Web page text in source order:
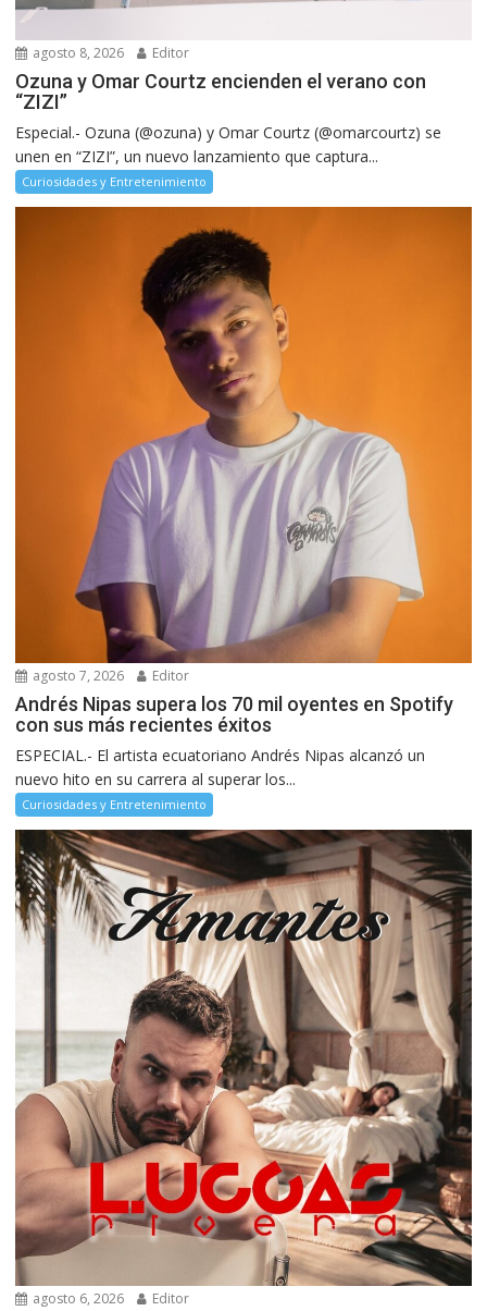
agosto 8, 2026 Editor
Ozuna y Omar Courtz encienden el verano con
“ZIZI”
Especial.- Ozuna (@ozuna) y Omar Courtz (@omarcourtz) se
unen en “ZIZI”, un nuevo lanzamiento que captura...
Curiosidades y Entretenimiento
agosto 7, 2026 Editor
Andrés Nipas supera los 70 mil oyentes en Spotify
con sus más recientes éxitos
ESPECIAL.- El artista ecuatoriano Andrés Nipas alcanzó un
nuevo hito en su carrera al superar los...
Curiosidades y Entretenimiento
agosto 6, 2026 Editor